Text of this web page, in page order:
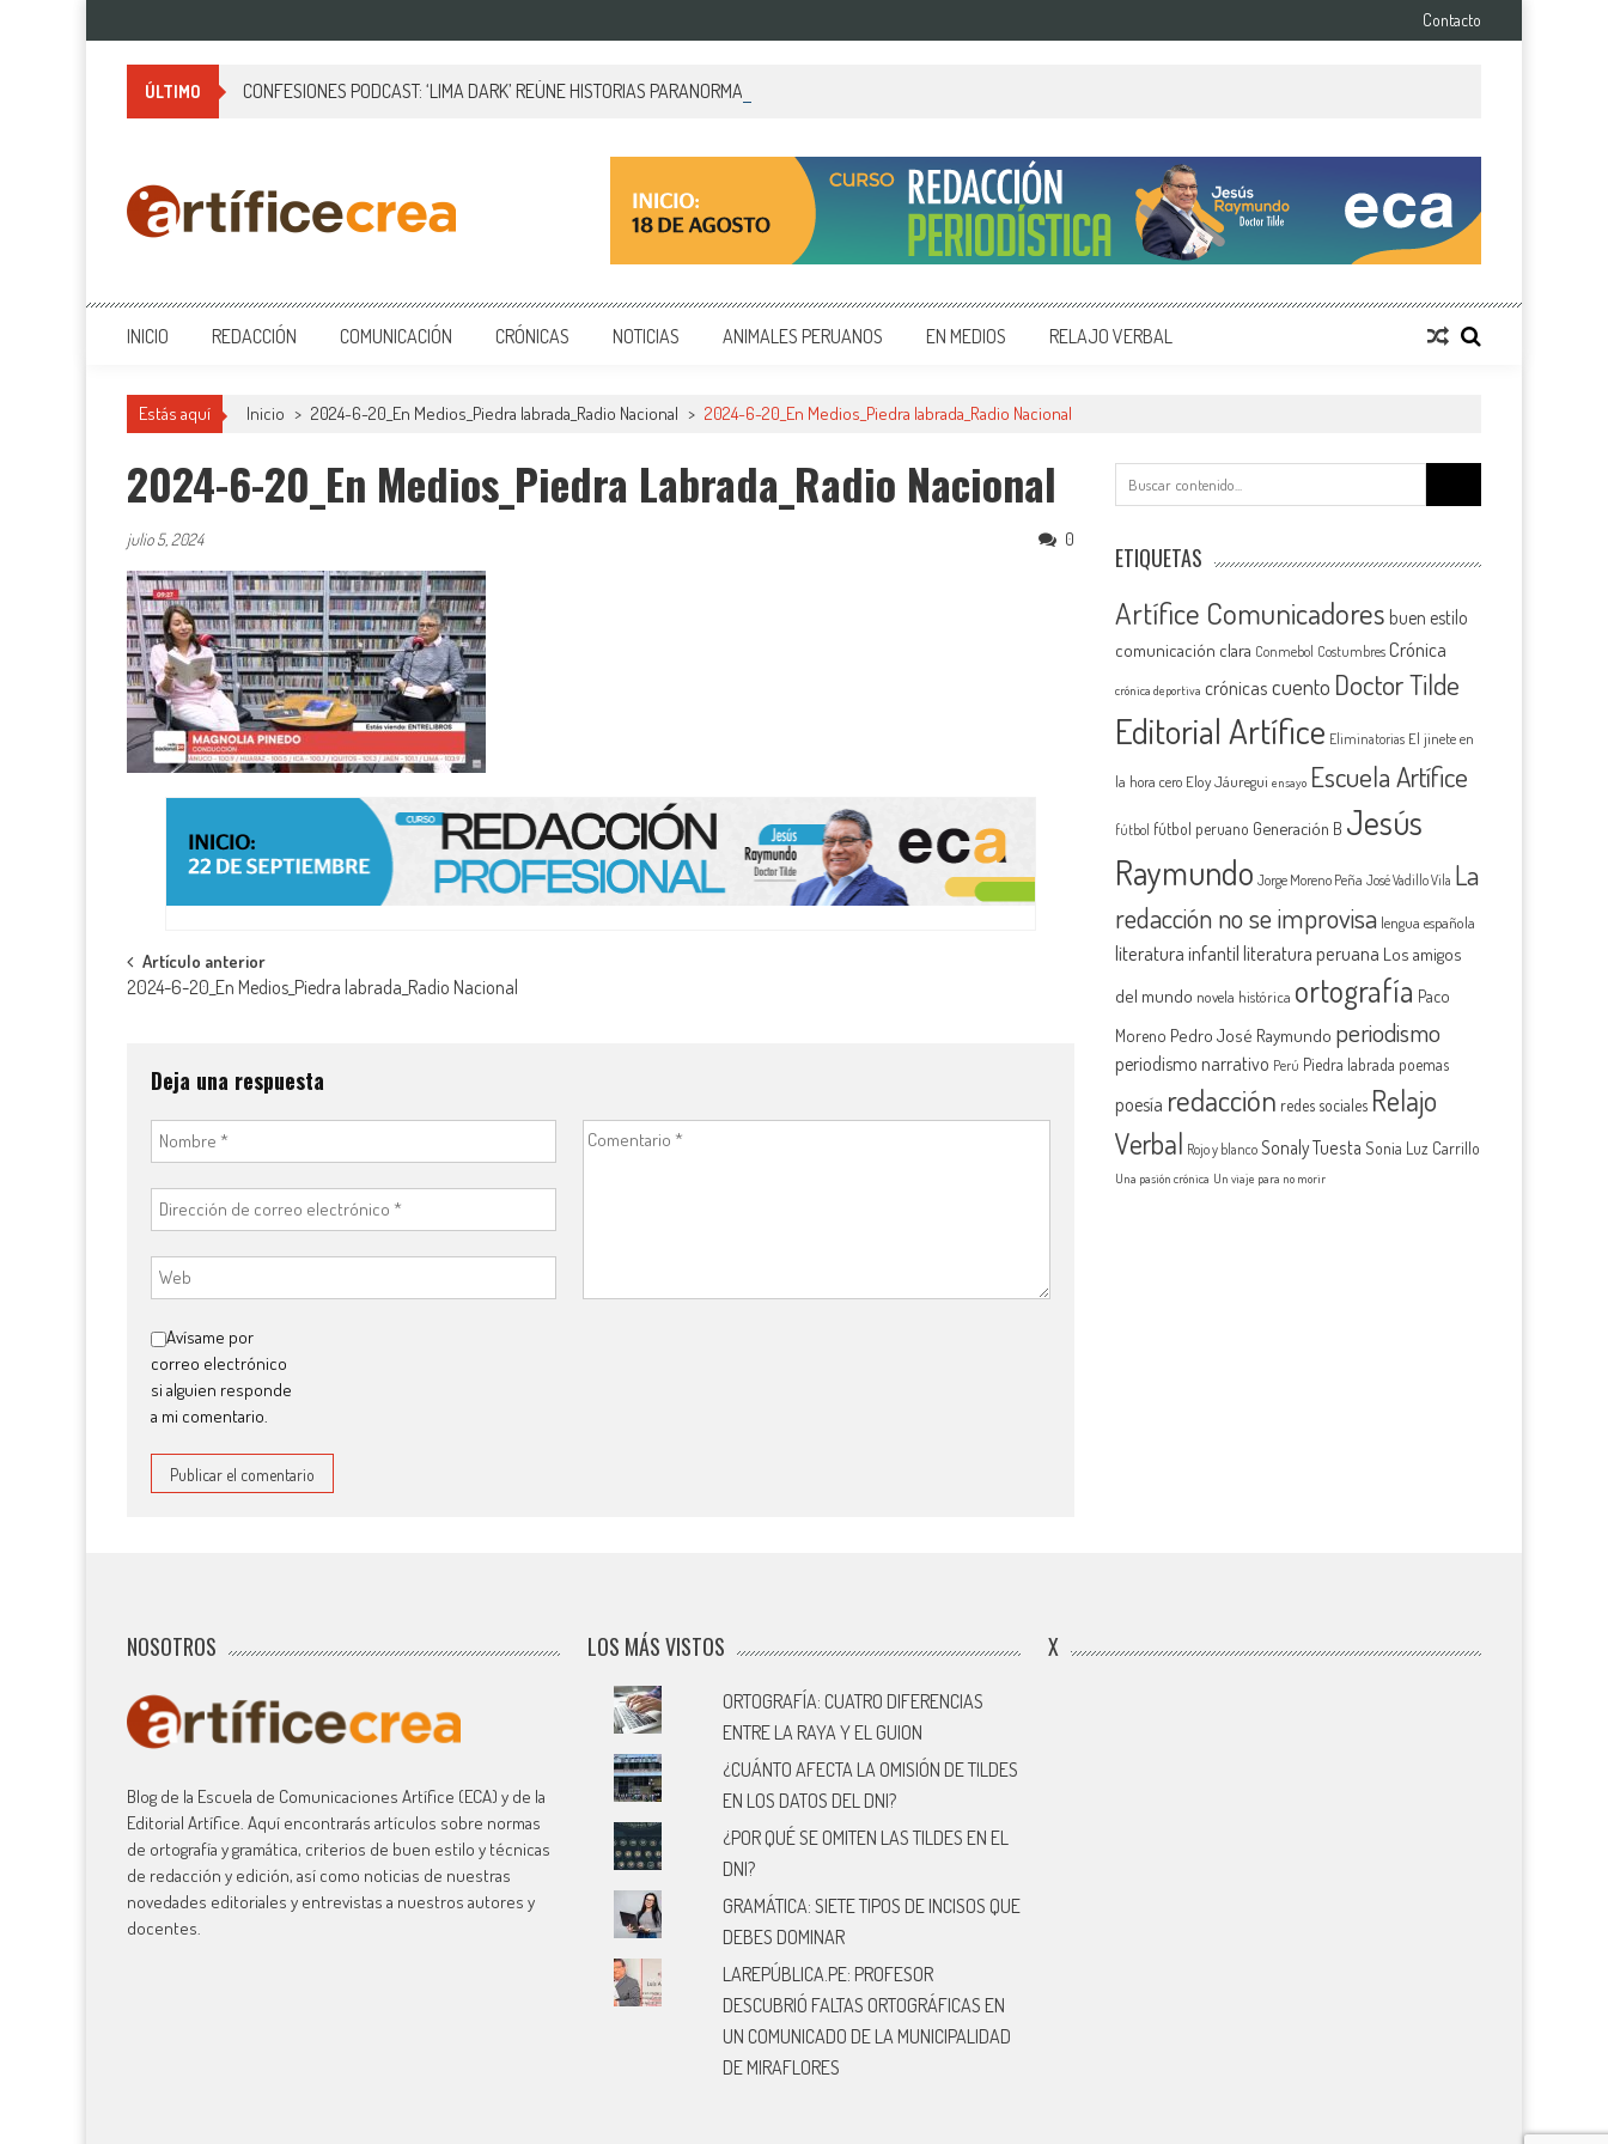
al
contenido
Contacto
ÚLTIMO CONFESIONES PODCAST: ‘LIMA DARK’ REÚNE HISTORIAS PARANORMALES DE PALACIO DE GOBIERNO
Blog de Artífice Comunicadores, elaboramos contenidos periodísticos y editoriales en diversos formatos, capacitamos en temas de comunicación y educación.
INICIO REDACCIÓN COMUNICACIÓN CRÓNICAS NOTICIAS ANIMALES PERUANOS EN MEDIOS RELAJO VERBAL
Estás aquí Inicio > 2024-6-20_En Medios_Piedra labrada_Radio Nacional > 2024-6-20_En Medios_Piedra labrada_Radio Nacional
2024-6-20_En Medios_Piedra Labrada_Radio Nacional
julio 5, 2024 0
Navegación
entradas
Artículo anterior
2024-6-20_En Medios_Piedra labrada_Radio Nacional
Deja una respuesta
Avísame por
correo electrónico
si alguien responde
a mi comentario.
ETIQUETAS
Artífice Comunicadores buen estilo
comunicación clara Conmebol Costumbres Crónica
crónica deportiva crónicas cuento Doctor Tilde
Editorial Artífice Eliminatorias El jinete en
la hora cero Eloy Jáuregui ensayo Escuela Artífice
fútbol fútbol peruano Generación B Jesús
Raymundo Jorge Moreno Peña José Vadillo Vila La
redacción no se improvisa lengua española
literatura infantil literatura peruana Los amigos
del mundo novela histórica ortografía Paco
Moreno Pedro José Raymundo periodismo
periodismo narrativo Perú Piedra labrada poemas
poesía redacción redes sociales Relajo
Verbal Rojo y blanco Sonaly Tuesta Sonia Luz Carrillo
Una pasión crónica Un viaje para no morir
NOSOTROS
Blog de la Escuela de Comunicaciones Artífice (ECA) y de la
Editorial Artífice. Aquí encontrarás artículos sobre normas
de ortografía y gramática, criterios de buen estilo y técnicas
de redacción y edición, así como noticias de nuestras
novedades editoriales y entrevistas a nuestros autores y
docentes.
LOS MÁS VISTOS
ORTOGRAFÍA: CUATRO DIFERENCIAS
ENTRE LA RAYA Y EL GUION
¿CUÁNTO AFECTA LA OMISIÓN DE TILDES
EN LOS DATOS DEL DNI?
¿POR QUÉ SE OMITEN LAS TILDES EN EL
DNI?
GRAMÁTICA: SIETE TIPOS DE INCISOS QUE
DEBES DOMINAR
LAREPÚBLICA.PE: PROFESOR
DESCUBRIÓ FALTAS ORTOGRÁFICAS EN
UN COMUNICADO DE LA MUNICIPALIDAD
DE MIRAFLORES
X